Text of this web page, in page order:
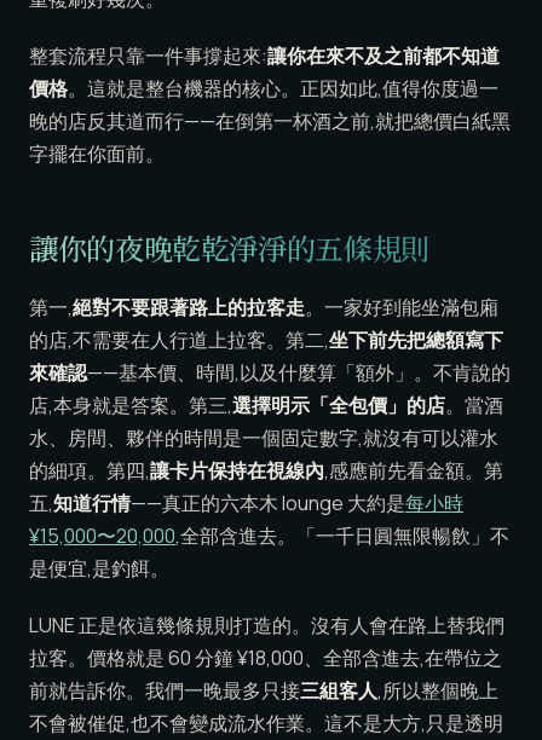
整套流程只靠一件事撐起來:讓你在來不及之前都不知道
價格。這就是整台機器的核心。正因如此,值得你度過一
晚的店反其道而行——在倒第一杯酒之前,就把總價白紙黑
字擺在你面前。
讓你的夜晚乾乾淨淨的五條規則
第一,絕對不要跟著路上的拉客走。一家好到能坐滿包廂
的店,不需要在人行道上拉客。第二,坐下前先把總額寫下
來確認——基本價、時間,以及什麼算「額外」。不肯說的
店,本身就是答案。第三,選擇明示「全包價」的店。當酒
水、房間、夥伴的時間是一個固定數字,就沒有可以灌水
的細項。第四,讓卡片保持在視線內,感應前先看金額。第
五,知道行情——真正的六本木 lounge 大約是每小時
¥15,000〜20,000,全部含進去。「一千日圓無限暢飲」不
是便宜,是釣餌。
LUNE 正是依這幾條規則打造的。沒有人會在路上替我們
拉客。價格就是 60 分鐘 ¥18,000、全部含進去,在帶位之
前就告訴你。我們一晚最多只接三組客人,所以整個晚上
不會被催促,也不會變成流水作業。這不是大方,只是透明